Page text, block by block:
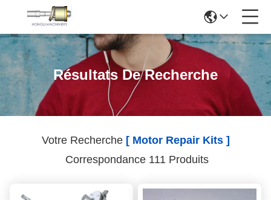
Résultats De Recherche
Votre Recherche [ Motor Repair Kits ]
Correspondance 111 Produits